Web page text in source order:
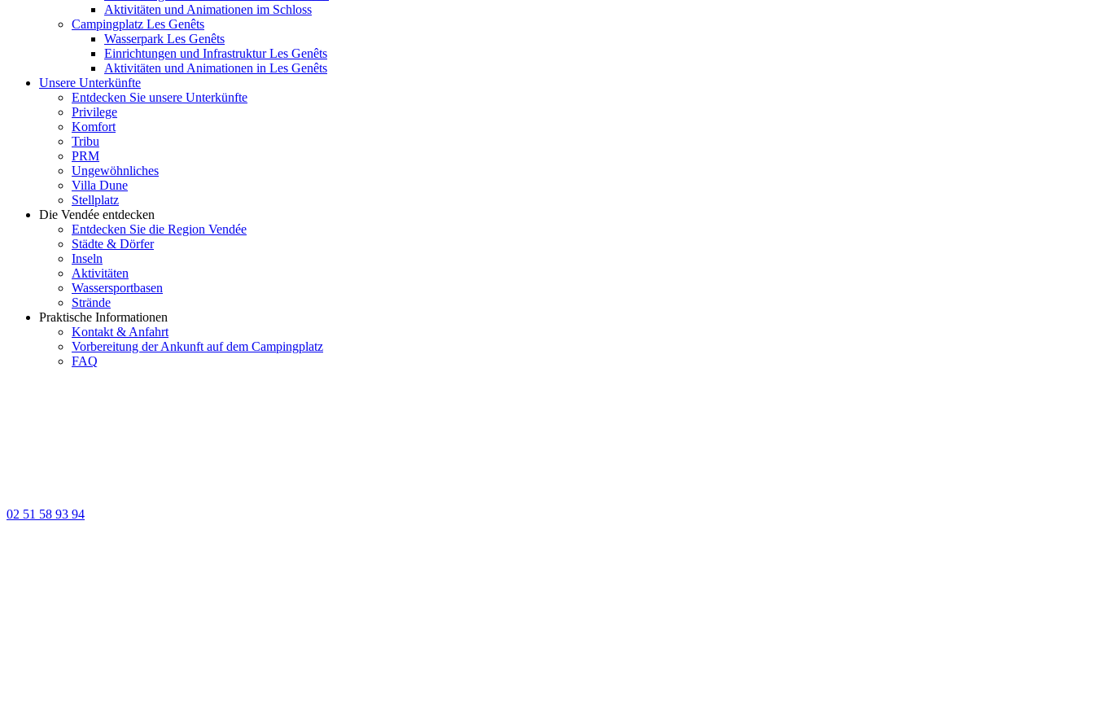
Aktivitäten und Animationen im Schloss
Campingplatz Les Genêts
Wasserpark Les Genêts
Einrichtungen und Infrastruktur Les Genêts
Aktivitäten und Animationen in Les Genêts
Unsere Unterkünfte
Entdecken Sie unsere Unterkünfte
Privilege
Komfort
Tribu
PRM
Ungewöhnliches
Villa Dune
Stellplatz
Die Vendée entdecken
Entdecken Sie die Region Vendée
Städte & Dörfer
Inseln
Aktivitäten
Wassersportbasen
Strände
Praktische Informationen
Kontakt & Anfahrt
Vorbereitung der Ankunft auf dem Campingplatz
FAQ
02 51 58 93 94